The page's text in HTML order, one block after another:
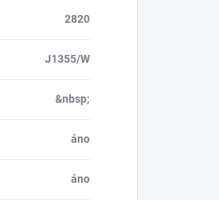
2820
J1355/W
&nbsp;
áno
áno